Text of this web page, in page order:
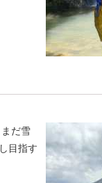
だ雪
目指す